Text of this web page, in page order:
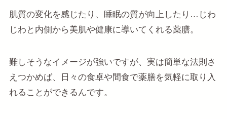
肌質の変化を感じたり、睡眠の質が向上したり…じわ
じわと内側から美肌や健康に導いてくれる薬膳。
難しそうなイメージが強いですが、実は簡単な法則さ
えつかめば、日々の食卓や間食で薬膳を気軽に取り入
れることができるんです。